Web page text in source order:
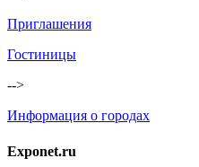
Приглашения
Гостиницы
-->
Информация о городах
Exponet.ru